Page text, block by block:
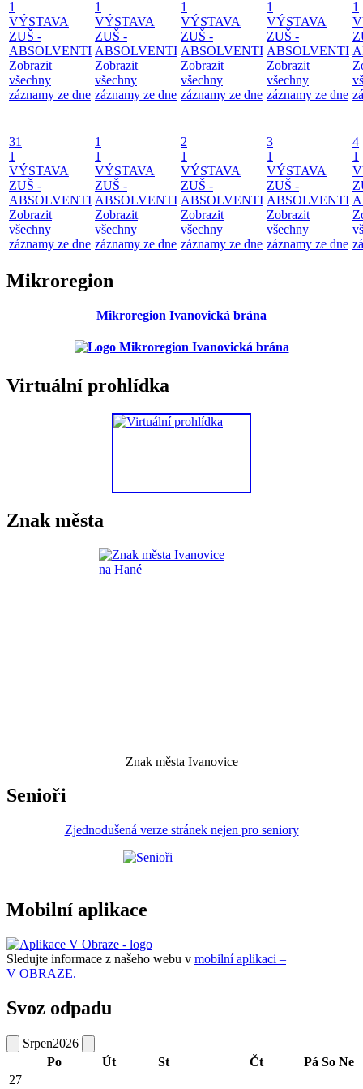
1
VÝSTAVA
ZUŠ -
ABSOLVENTI
Zobrazit
všechny
záznamy ze dne
1
VÝSTAVA
ZUŠ -
ABSOLVENTI
Zobrazit
všechny
záznamy ze dne
1
VÝSTAVA
ZUŠ -
ABSOLVENTI
Zobrazit
všechny
záznamy ze dne
1
VÝSTAVA
ZUŠ -
ABSOLVENTI
Zobrazit
všechny
záznamy ze dne
1
31
1
VÝSTAVA
ZUŠ -
ABSOLVENTI
Zobrazit
všechny
záznamy ze dne
1
1
VÝSTAVA
ZUŠ -
ABSOLVENTI
Zobrazit
všechny
záznamy ze dne
2
1
VÝSTAVA
ZUŠ -
ABSOLVENTI
Zobrazit
všechny
záznamy ze dne
3
1
VÝSTAVA
ZUŠ -
ABSOLVENTI
Zobrazit
všechny
záznamy ze dne
4
1
Mikroregion
Mikroregion Ivanovická brána
Virtuální prohlídka
Znak města
Znak města Ivanovice
Senioři
Zjednodušená verze stránek nejen pro seniory
Mobilní aplikace
Sledujte informace z našeho webu v mobilní aplikaci –
V OBRAZE.
Svoz odpadu
Srpen2026
Po
Út St Čt Pá So Ne
27